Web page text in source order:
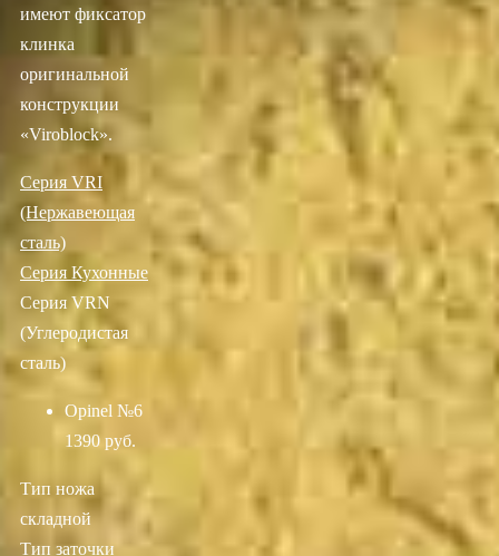
имеют фиксатор
клинка
оригинальной
конструкции
«Viroblock».
Серия VRI
(Нержавеющая
сталь)
Серия Кухонные
Серия VRN
(Углеродистая
сталь)
Opinel №6
1390 руб.
Тип ножа
складной
Тип заточки